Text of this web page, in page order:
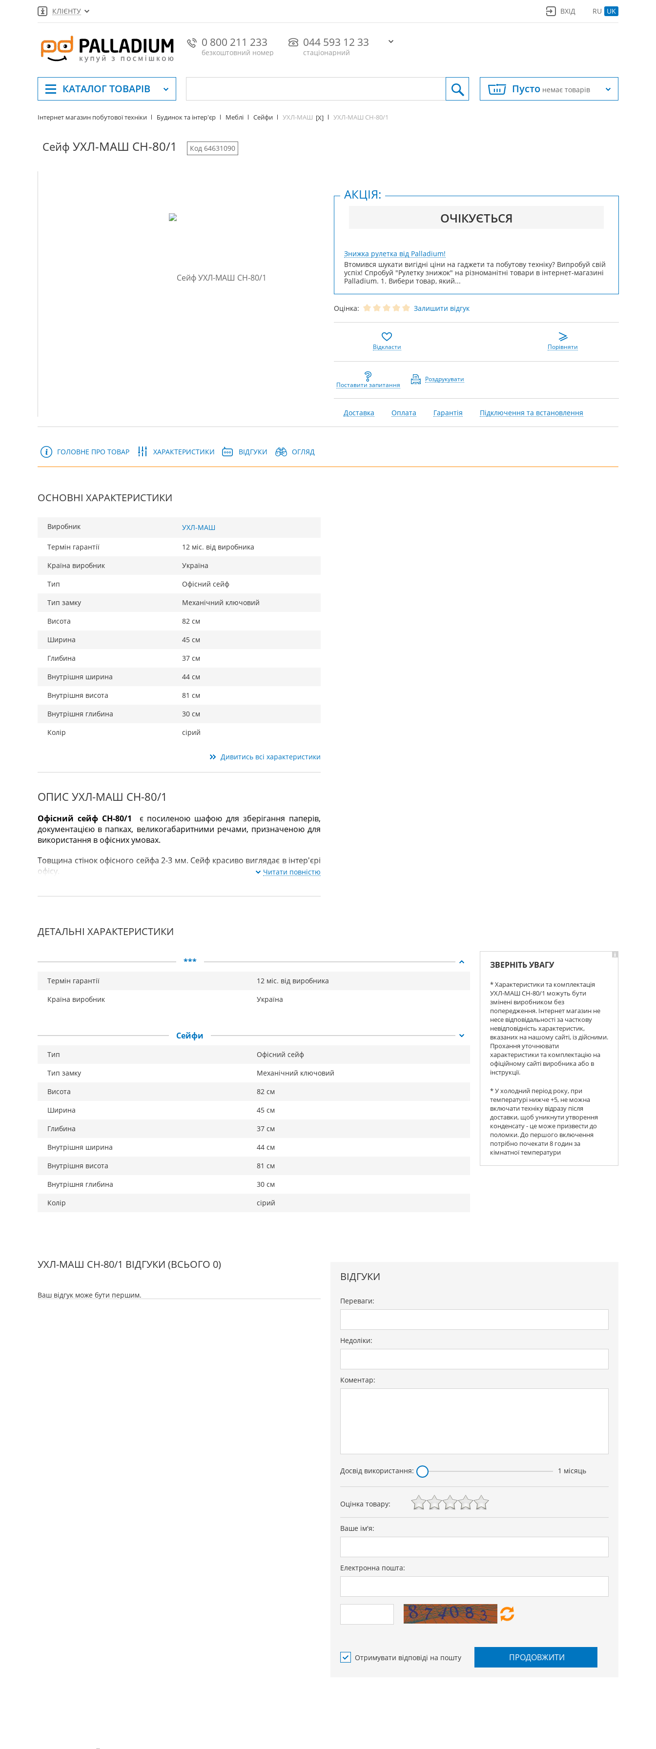
КЛІЄНТУ RU UK
ВХІД
0 800 211 233
безкоштовний номер
044 593 12 33
стаціонарний
КАТАЛОГТОВАРІВ Пусто немає товарів
Інтернет магазин побутової техніки Будинок та інтер'єр Меблі Сейфи УХЛ-МАШ [X] УХЛ-МАШ СН-80/1
Сейф УХЛ-МАШ СН-80/1 Код 64631090
ОЧІКУЄТЬСЯ
АКЦІЯ:
Знижка рулетка від Palladium!
Втомився шукати вигідні ціни на гаджети та побутову техніку? Випробуй свій
успіх! Спробуй "Рулетку знижок" на різноманітні товари в інтернет-магазині
Palladium. 1. Вибери товар, який...
Оцінка: Залишити відгук
Відкласти Порівняти
Поставити запитання
Роздрукувати
Доставка Оплата Гарантія Підключення та встановлення
ГОЛОВНЕ ПРО ТОВАР ХАРАКТЕРИСТИКИ ВІДГУКИ ОГЛЯД
ОСНОВНІ ХАРАКТЕРИСТИКИ
Виробник УХЛ-МАШ
Термін гарантії
12 міс. від виробника
Країна виробник
Україна
Тип
Офісний сейф
Тип замку
Механічний ключовий
Висота
82 см
Ширина
45 см
Глибина
37 см
Внутрішня ширина
44 см
Внутрішня висота
81 см
Внутрішня глибина
30 см
Колір
сірий
Дивитись всі характеристики
ОПИС УХЛ-МАШ СН-80/1
Офісний сейф СН-80/1 є посиленою шафою для зберігання паперів,
документацією в папках, великогабаритними речами, призначеною для
використання в офісних умовах.
Товщина стінок офісного сейфа 2-3 мм. Сейф красиво виглядає в інтер'єрі
офісу.
Читати повністю
ДЕТАЛЬНІ ХАРАКТЕРИСТИКИ
***
Термін гарантії
12 міс. від виробника
Країна виробник
Україна
Сейфи
Тип
Офісний сейф
Тип замку
Механічний ключовий
Висота
82 см
Ширина
45 см
Глибина
37 см
Внутрішня ширина
44 см
Внутрішня висота
81 см
Внутрішня глибина
30 см
Колір
сірий
ЗВЕРНІТЬ УВАГУ
* Характеристики та комплектація
УХЛ-МАШ СН-80/1 можуть бути
змінені виробником без
попередження. Інтернет магазин не
несе відповідальності за часткову
невідповідність характеристик,
вказаних на нашому сайті, із дійсними.
Прохання уточнювати
характеристики та комплектацію на
офіційному сайті виробника або в
інструкції.
* У холодний період року, при
температурі нижче +5, не можна
включати техніку відразу після
доставки, щоб уникнути утворення
конденсату - це може призвести до
поломки. До першого включення
потрібно почекати 8 годин за
кімнатної температури
УХЛ-МАШ СН-80/1 ВІДГУКИ (ВСЬОГО 0)
Ваш відгук може бути першим.
ВІДГУКИ
Переваги:
Недоліки:
Коментар:
Досвід використання: 1 місяць
Оцінка товару:
Ваше ім'я:
Електронна пошта:
Отримувати відповіді на пошту ПРОДОВЖИТИ